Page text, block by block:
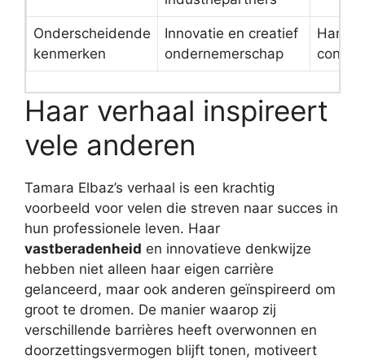
Onderscheidende
kenmerken
Innovatie en creatief
ondernemerschap
Haar verhaal inspireert
vele anderen
Tamara Elbaz’s verhaal is een krachtig
voorbeeld voor velen die streven naar succes in
hun professionele leven. Haar
vastberadenheid en innovatieve denkwijze
hebben niet alleen haar eigen carrière
gelanceerd, maar ook anderen geïnspireerd om
groot te dromen. De manier waarop zij
verschillende barrières heeft overwonnen en
doorzettingsvermogen blijft tonen, motiveert